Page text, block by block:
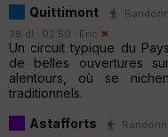
Quittimont
38 dl · 02:50 · Eric
Un circuit typique du
de belles ouvertures
alentours, où se
traditionnels.
Astafforts